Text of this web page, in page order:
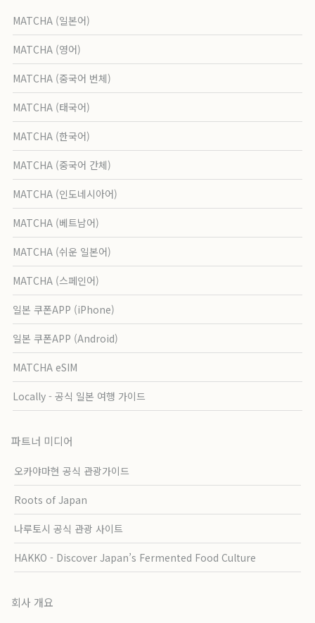
MATCHA (일본어)
MATCHA (영어)
MATCHA (중국어 번체)
MATCHA (태국어)
MATCHA (한국어)
MATCHA (중국어 간체)
MATCHA (인도네시아어)
MATCHA (베트남어)
MATCHA (쉬운 일본어)
MATCHA (스페인어)
일본 쿠폰APP (iPhone)
일본 쿠폰APP (Android)
MATCHA eSIM
Locally - 공식 일본 여행 가이드
파트너 미디어
오카야마현 공식 관광가이드
Roots of Japan
나루토시 공식 관광 사이트
HAKKO - Discover Japan’s Fermented Food Culture
회사 개요